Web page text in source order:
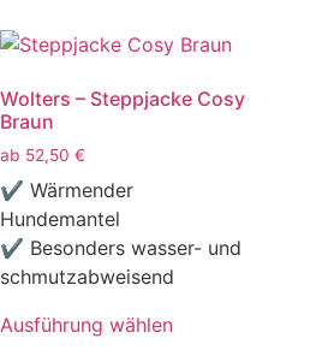
Wolters – Steppjacke Cosy
Braun
ab 52,50 €
✔ Wärmender
Hundemantel
✔ Besonders wasser- und
schmutzabweisend
Ausführung wählen